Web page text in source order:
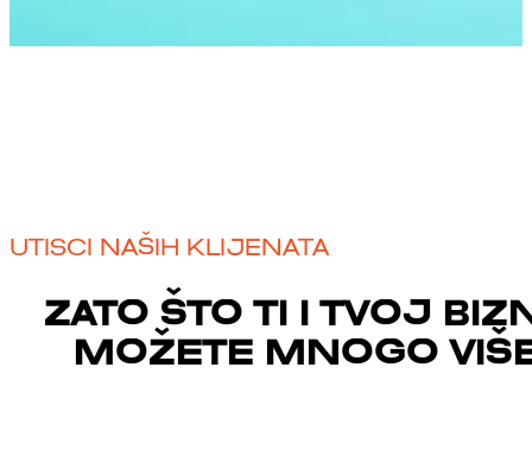
UTISCI NAŠIH KLIJENATA
ZATO ŠTO TI I TVOJ
MOŽETE MNOGO